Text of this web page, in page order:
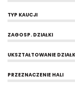
TYP KAUCJI
ZAGOSP. DZIAŁKI
UKSZTAŁTOWANIE
PRZEZNACZENIE HALI